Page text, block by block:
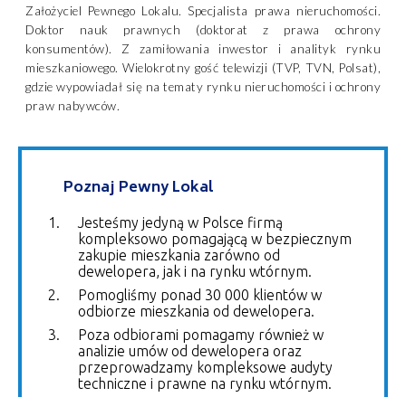
Założyciel Pewnego Lokalu. Specjalista prawa nieruchomości.
Doktor nauk prawnych (doktorat z prawa ochrony
konsumentów). Z zamiłowania inwestor i analityk rynku
mieszkaniowego. Wielokrotny gość telewizji (TVP, TVN, Polsat),
gdzie wypowiadał się na tematy rynku nieruchomości i ochrony
praw nabywców.
Poznaj Pewny Lokal
Jesteśmy jedyną w Polsce firmą
kompleksowo pomagającą w bezpiecznym
zakupie mieszkania zarówno od
dewelopera, jak i na rynku wtórnym.
Pomogliśmy ponad 30 000 klientów w
odbiorze mieszkania od dewelopera.
Poza odbiorami pomagamy również w
analizie umów od dewelopera oraz
przeprowadzamy kompleksowe audyty
techniczne i prawne na rynku wtórnym.